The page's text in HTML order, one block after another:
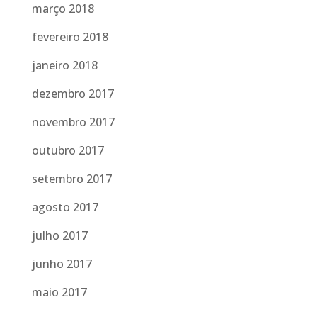
março 2018
fevereiro 2018
janeiro 2018
dezembro 2017
novembro 2017
outubro 2017
setembro 2017
agosto 2017
julho 2017
junho 2017
maio 2017